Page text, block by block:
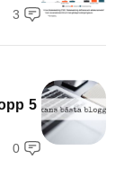
3
5
0